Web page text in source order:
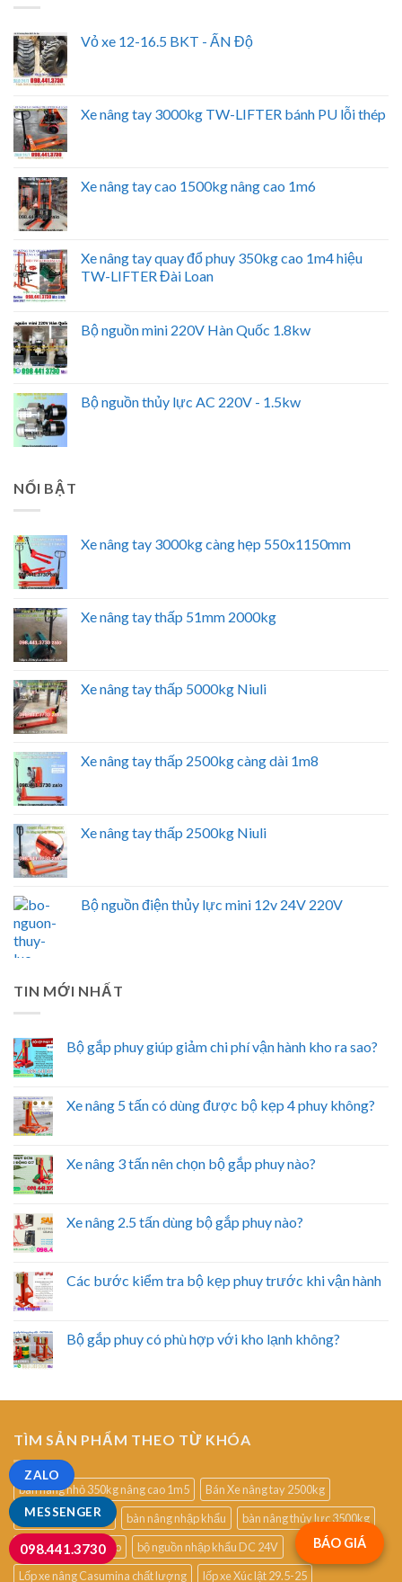
Vỏ xe 12-16.5 BKT - ẤN Độ
Xe nâng tay 3000kg TW-LIFTER bánh PU lỗi thép
Xe nâng tay cao 1500kg nâng cao 1m6
Xe nâng tay quay đổ phuy 350kg cao 1m4 hiệu
TW-LIFTER Đài Loan
Bộ nguồn mini 220V Hàn Quốc 1.8kw
Bộ nguồn thủy lực AC 220V - 1.5kw
NỔI BẬT
Xe nâng tay 3000kg càng hẹp 550x1150mm
Xe nâng tay thấp 51mm 2000kg
Xe nâng tay thấp 5000kg Niuli
Xe nâng tay thấp 2500kg càng dài 1m8
Xe nâng tay thấp 2500kg Niuli
Bộ nguồn điện thủy lực mini 12v 24V 220V
TIN MỚI NHẤT
Bộ gắp phuy giúp giảm chi phí vận hành kho ra sao?
Xe nâng 5 tấn có dùng được bộ kẹp 4 phuy không?
Xe nâng 3 tấn nên chọn bộ gắp phuy nào?
Xe nâng 2.5 tấn dùng bộ gắp phuy nào?
Các bước kiểm tra bộ kẹp phuy trước khi vận hành
Bộ gắp phuy có phù hợp với kho lạnh không?
TÌM SẢN PHẨM THEO TỪ KHÓA
bàn nâng nhỏ 350kg nâng cao 1m5
Bán Xe nâng tay 2500kg
bàn nâng cây cảnh
bàn nâng nhập khẩu
bàn nâng thủy lực 3500kg
bán xe nâng điện cao
bộ nguồn nhập khẩu DC 24V
Lốp xe nâng Casumina chất lượng
lốp xe Xúc lật 29.5-25
BÁO GIÁ
MESSENGER
ZALO
098.441.3730